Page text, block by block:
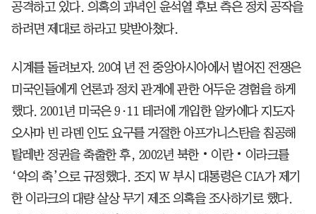
공격하고 있다. 의혹의 과녁인 윤석열 후보 측은 정치 공작을
하려면 제대로 하라고 맞받아쳤다.
시계를 돌려보자. 20여 년 전 중앙아시아에서 벌어진 전쟁은
미국인들에게 언론과 정치 관계에 관한 어두운 경험을 하게
했다. 2001년 미국은 9·11 테러에 개입한 알카에다 지도자
오사마 빈 라덴 인도 요구를 거절한 아프가니스탄을 침공해
탈레반 정권을 축출한 후, 2002년 북한‧이란‧이라크를
‘악의 축’으로 규정했다. 조지 W 부시 대통령은 CIA가 제기
한 이라크의 대량 살상 무기 제조 의혹을 조사하기로 했다.